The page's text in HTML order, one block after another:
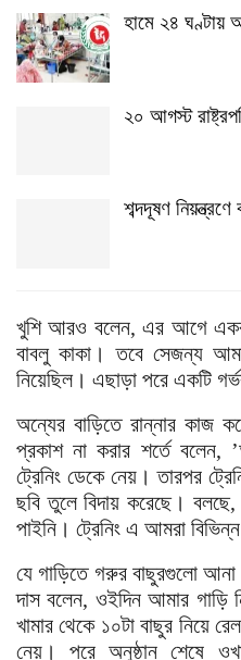
হামে ২৪
২০ আগস্ট
শব্দদূষণ
খুশি আরও বলেন, এর আগে
বাবলু কাকা। তবে সেজন্য
নিয়েছিল। এছাড়া পরে একটি
অন্যের বাড়িতে রান্নার কাজ
প্রকাশ না করার শর্তে বলেন,
ট্রেনিং ডেকে নেয়। তারপর
ছবি তুলে বিদায় করেছে।
পাইনি। ট্রেনিং এ আমরা
যে গাড়িতে গরুর বাছুরগুলো আনা
দাস বলেন, ওইদিন আমার গাড়ি
খামার থেকে ১০টা বাছুর নিয়ে
নেয়। পরে অনুষ্ঠান শেষে